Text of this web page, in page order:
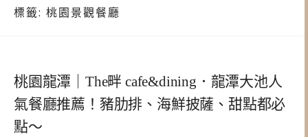
標籤: 桃園景觀餐廳
桃園龍潭｜The畔 cafe&dining．龍潭大池人
氣餐廳推薦！豬肋排、海鮮披薩、甜點都必
點～